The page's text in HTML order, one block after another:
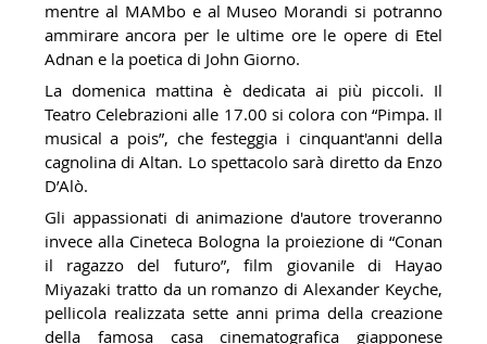
mentre al MAMbo e al Museo Morandi si potranno
ammirare ancora per le ultime ore le opere di Etel
Adnan e la poetica di John Giorno.
La domenica mattina è dedicata ai più piccoli. Il
Teatro Celebrazioni alle 17.00 si colora con “Pimpa. Il
musical a pois”, che festeggia i cinquant'anni della
cagnolina di Altan. Lo spettacolo sarà diretto da Enzo
D’Alò.
Gli appassionati di animazione d'autore troveranno
invece alla Cineteca Bologna la proiezione di “Conan
il ragazzo del futuro”, film giovanile di Hayao
Miyazaki tratto da un romanzo di Alexander Keyche,
pellicola realizzata sette anni prima della creazione
della famosa casa cinematografica giapponese